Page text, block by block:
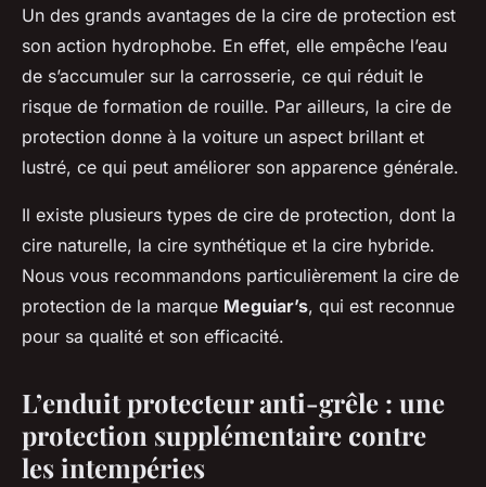
Un des grands avantages de la cire de protection est
son action hydrophobe. En effet, elle empêche l’eau
de s’accumuler sur la carrosserie, ce qui réduit le
risque de formation de rouille. Par ailleurs, la cire de
protection donne à la voiture un aspect brillant et
lustré, ce qui peut améliorer son apparence générale.
Il existe plusieurs types de cire de protection, dont la
cire naturelle, la cire synthétique et la cire hybride.
Nous vous recommandons particulièrement la cire de
protection de la marque Meguiar’s, qui est reconnue
pour sa qualité et son efficacité.
L’enduit protecteur anti-grêle : une
protection supplémentaire contre
les intempéries